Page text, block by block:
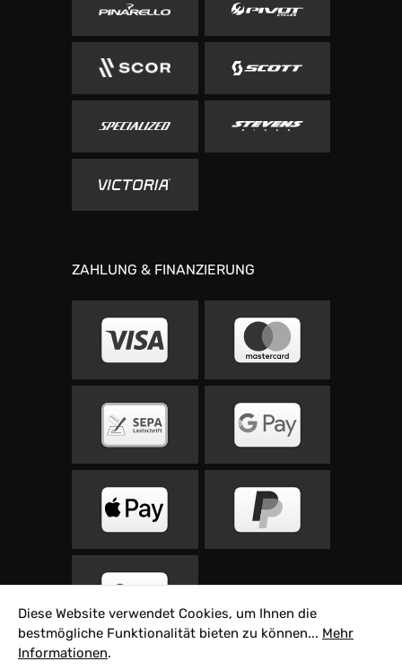
ZAHLUNG & FINANZIERUNG
Diese Website verwendet Cookies, um Ihnen die
bestmögliche Funktionalität bieten zu können... Mehr
Informationen.